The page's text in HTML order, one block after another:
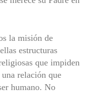
la misión de
estructuras
que impiden
relación que
humano. No